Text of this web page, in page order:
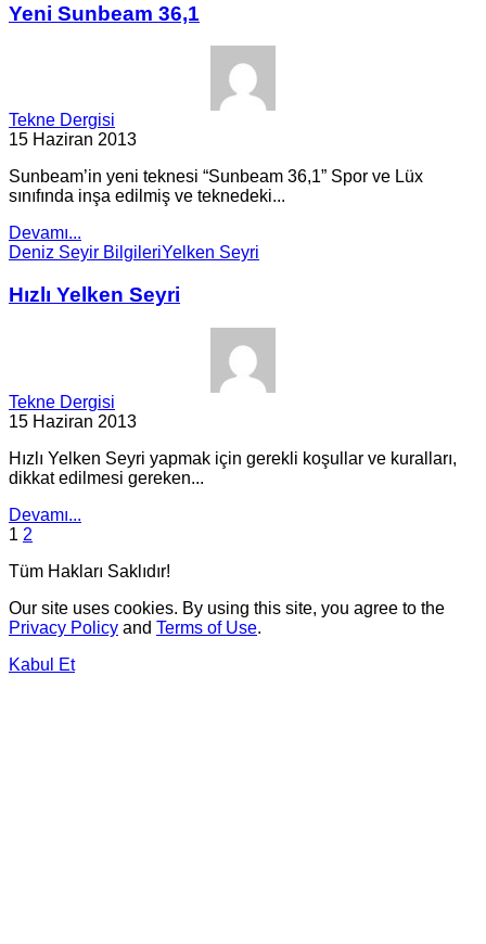
Yeni Sunbeam 36,1
Tekne Dergisi
15 Haziran 2013
Sunbeam’in yeni teknesi “Sunbeam 36,1” Spor ve Lüx
sınıfında inşa edilmiş ve teknedeki...
Devamı...
Deniz Seyir BilgileriYelken Seyri
Hızlı Yelken Seyri
Tekne Dergisi
15 Haziran 2013
Hızlı Yelken Seyri yapmak için gerekli koşullar ve kuralları,
dikkat edilmesi gereken...
Devamı...
1 2
Tüm Hakları Saklıdır!
Our site uses cookies. By using this site, you agree to the
Privacy Policy and Terms of Use.
Kabul Et